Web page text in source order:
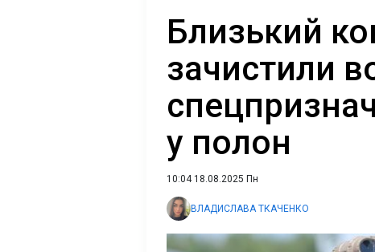
Близький
зачистили
у полон
10:04 18.08.2025 Пн
ВЛАДИСЛАВА ТКАЧЕНКО